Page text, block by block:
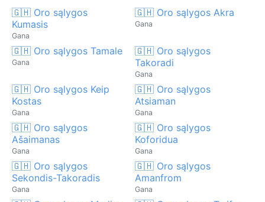
🇬🇭 Oro sąlygos
Kumasis
Gana
🇬🇭 Oro sąlygos Akra
Gana
🇬🇭 Oro sąlygos Tamale
Gana
🇬🇭 Oro sąlygos
Takoradi
Gana
🇬🇭 Oro sąlygos Keip
Kostas
Gana
🇬🇭 Oro sąlygos
Atsiaman
Gana
🇬🇭 Oro sąlygos
Ašaimanas
Gana
🇬🇭 Oro sąlygos
Koforidua
Gana
🇬🇭 Oro sąlygos
Sekondis-Takoradis
Gana
🇬🇭 Oro sąlygos
Amanfrom
Gana